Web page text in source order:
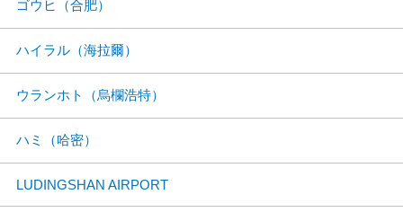
ゴウヒ（合肥）
ハイラル（海拉爾）
ウランホト（烏欄浩特）
ハミ（哈密）
LUDINGSHAN AIRPORT